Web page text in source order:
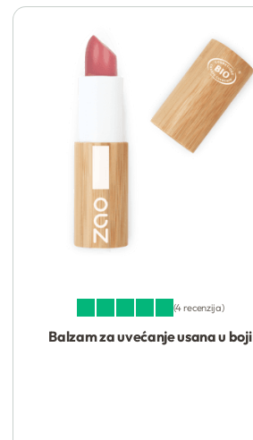
4 recenzija
Balzam za uvećanje usana u boji